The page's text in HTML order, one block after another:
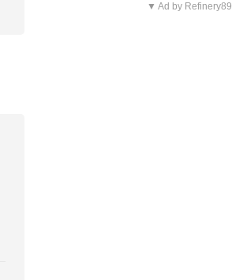
▼ Ad by Refinery89